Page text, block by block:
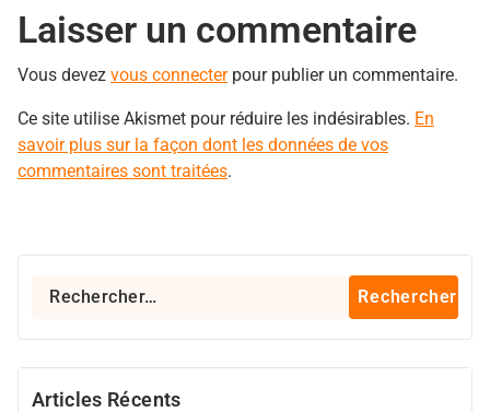
Laisser un commentaire
Vous devez vous connecterpour publier un commentaire.
Ce site utilise Akismet pour réduire les indésirables. En
savoir plus sur la façon dont les données de vos
commentaires sont traitées.
Rechercher :
Articles Récents